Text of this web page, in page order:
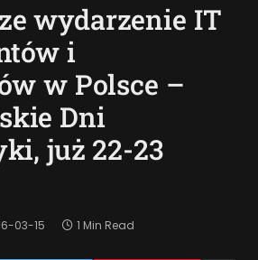
wydarzenie IT
i
w Polsce –
Dni
już 22-23
03-15 1 Min Read